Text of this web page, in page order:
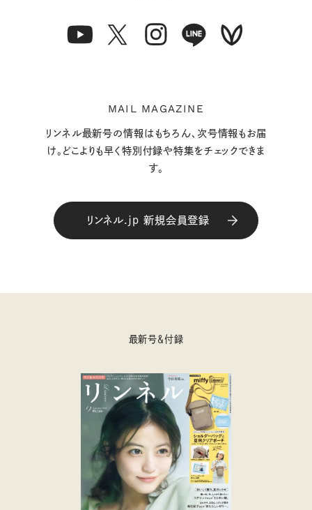
MAIL MAGAZINE
リンネル最新号の情報はもちろん、次号情報もお届
け。どこよりも早く特別付録や特集をチェックできま
す。
リンネル.jp 新規会員登録
最新号＆付録